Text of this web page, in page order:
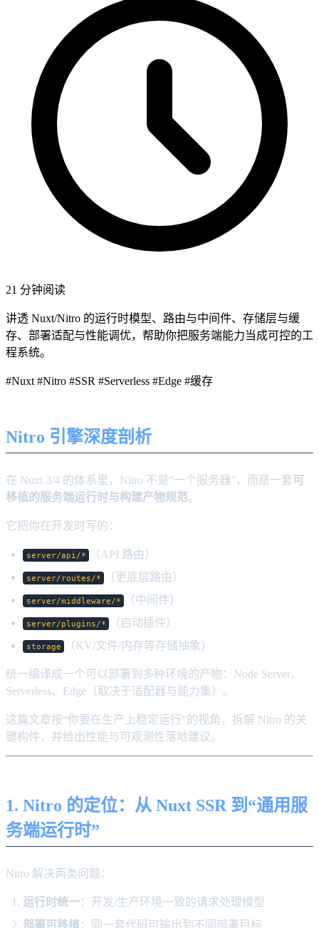
21 分钟阅读
讲透 Nuxt/Nitro 的运行时模型、路由与中间件、存储层与缓
存、部署适配与性能调优，帮助你把服务端能力当成可控的工
程系统。
#Nuxt #Nitro #SSR #Serverless #Edge #缓存
Nitro 引擎深度剖析
在 Nuxt 3/4 的体系里，Nitro 不是“一个服务器”，而是一套可
移植的服务端运行时与构建产物规范。
它把你在开发时写的：
server/api/* （API 路由）
server/routes/* （更底层路由）
server/middleware/* （中间件）
server/plugins/* （启动插件）
storage （KV/文件/内存等存储抽象）
统一编译成一个可以部署到多种环境的产物：Node Server、
Serverless、Edge（取决于适配器与能力集）。
这篇文章按“你要在生产上稳定运行”的视角，拆解 Nitro 的关
键构件，并给出性能与可观测性落地建议。
1. Nitro 的定位：从 Nuxt SSR 到“通用服
务端运行时”
Nitro 解决两类问题：
运行时统一：开发/生产环境一致的请求处理模型
部署可移植：同一套代码可输出到不同部署目标